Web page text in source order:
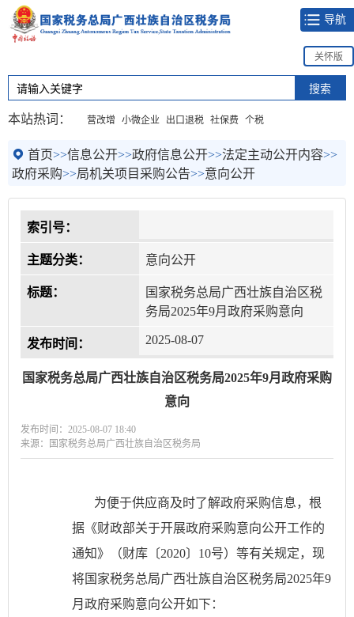
导航
关怀版
本站热词： 营改增 小微企业 出口退税 社保费 个税
首页>>信息公开>>政府信息公开>>法定主动公开内容>>
政府采购>>局机关项目采购公告>>意向公开
索引号：
主题分类： 意向公开
标题：
国家税务总局广西壮族自治区税
务局2025年9月政府采购意向
发布时间： 2025-08-07
国家税务总局广西壮族自治区税务局2025年9月政府采购
意向
发布时间：2025-08-07 18:40
来源：国家税务总局广西壮族自治区税务局
为便于供应商及时了解政府采购信息，根
据《财政部关于开展政府采购意向公开工作的
通知》（财库〔2020〕10号）等有关规定，现
将国家税务总局广西壮族自治区税务局2025年9
月政府采购意向公开如下：